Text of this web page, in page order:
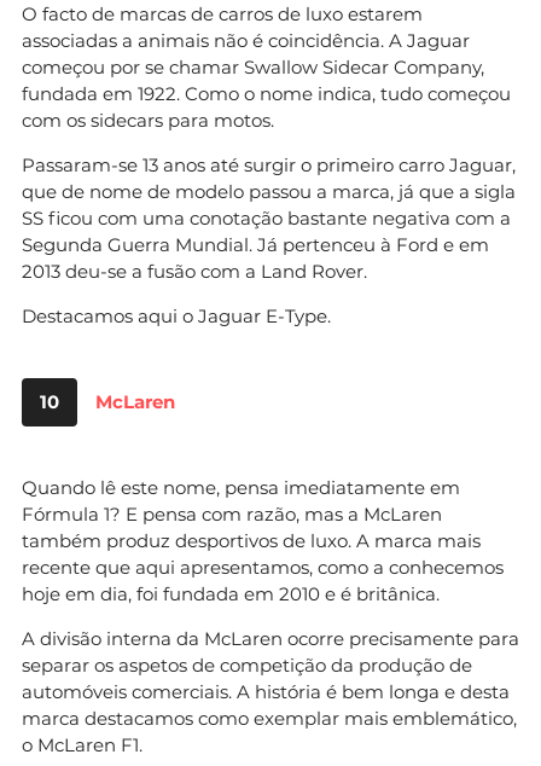
O facto de marcas de carros de luxo estarem
associadas a animais não é coincidência. A Jaguar
começou por se chamar Swallow Sidecar Company,
fundada em 1922. Como o nome indica, tudo começou
com os sidecars para motos.
Passaram-se 13 anos até surgir o primeiro carro Jaguar,
que de nome de modelo passou a marca, já que a sigla
SS ficou com uma conotação bastante negativa com a
Segunda Guerra Mundial. Já pertenceu à Ford e em
2013 deu-se a fusão com a Land Rover.
Destacamos aqui o Jaguar E-Type.
10 McLaren
Quando lê este nome, pensa imediatamente em
Fórmula 1? E pensa com razão, mas a McLaren
também produz desportivos de luxo. A marca mais
recente que aqui apresentamos, como a conhecemos
hoje em dia, foi fundada em 2010 e é britânica.
A divisão interna da McLaren ocorre precisamente para
separar os aspetos de competição da produção de
automóveis comerciais. A história é bem longa e desta
marca destacamos como exemplar mais emblemático,
o McLaren F1.